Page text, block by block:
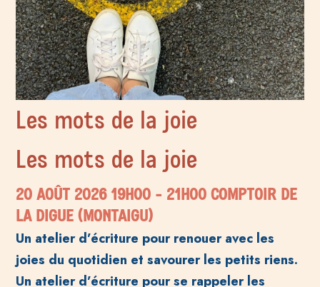
Les mots de la joie
Les mots de la joie
20 AOÛT 202619H00 - 21H00 COMPTOIR DE
LA DIGUE (MONTAIGU)
Un atelier d’écriture pour renouer avec les
joies du quotidien et savourer les petits riens.
Un atelier d’écriture pour se rappeler les